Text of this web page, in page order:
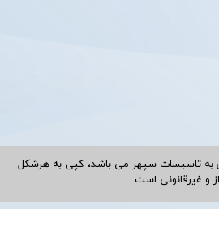
به تاسیسات سپهر می باشد، کپی به هرشکل
و غیرقانونی است.​​​​​​​